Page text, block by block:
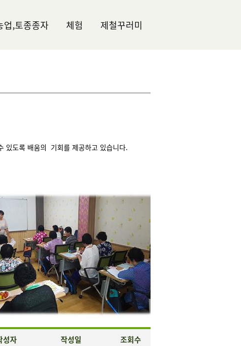
업,토종종자 체험 제철꾸러미
있도록 배움의 기회를 제공하고 있습니다.
성자 작성일 조회수